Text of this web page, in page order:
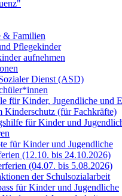
& Familien
Pflegekinder
aufnehmen
Dienst (ASD)
für Kinder, Jugendliche und
Kinderschutz (für Fachkräfte)
für Kinder und
für Kinder und Jugendliche
(12.10. bis 24.10.2026)
(04.07. bis 5.08.2026)
der Schulsozialarbeit
für Kinder und Jugendliche